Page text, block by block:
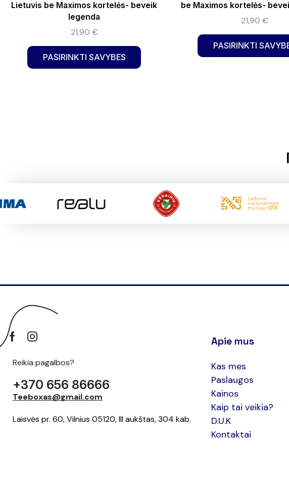
Lietuvis be Maximos kortelės- beveik
legenda
21,90 €
PASIRINKTI SAVYBES
be Maximos kortelės-
21,90 €
PASIRINKTI
Reikia pagalbos?
+370 656 86666
Teeboxas@gmail.com
Laisvės pr. 60, Vilnius 05120, III aukštas, 304 kab.
Apie mus
Kas mes
Paslaugos
Kainos
Kaip tai veikia?
D.U.K
Kontaktai